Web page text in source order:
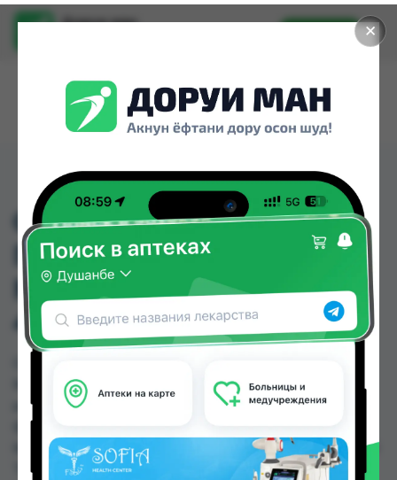
✕
Доруи ман
Установить
CLEAR ШАМПУНЬ
ПРОТИВ ПЕРХОТИ ДЛЯ
МУЖЧИН ЛЕДЯНАЯ СВ
400МЛ
МУЖЧИН ЛЕДЯНАЯ СВ 400МЛ можно купить
или заказать в аптеках, Дору Фарм №2, Дору
Мардон, Нишон №1, Нишон №2 по цене от 29.00
TJS до 42.00 TJS в Душанбе и других городах